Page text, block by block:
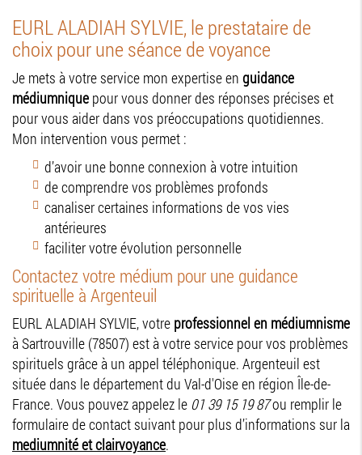
EURL ALADIAH SYLVIE, le prestataire de
choix pour une séance de voyance
Je mets à votre service mon expertise en guidance
médiumnique pour vous donner des réponses précises et
pour vous aider dans vos préoccupations quotidiennes.
Mon intervention vous permet :
d’avoir une bonne connexion à votre intuition
de comprendre vos problèmes profonds
canaliser certaines informations de vos vies
antérieures
faciliter votre évolution personnelle
Contactez votre médium pour une guidance
spirituelle à Argenteuil
EURL ALADIAH SYLVIE, votre professionnel en médiumnisme
à Sartrouville (78507) est à votre service pour vos problèmes
spirituels grâce à un appel téléphonique. Argenteuil est
située dans le département du Val-d'Oise en région Île-de-
France. Vous pouvez appelez le 01 39 15 19 87ou remplir le
formulaire de contact suivant pour plus d’informations sur la
mediumnité et clairvoyance.